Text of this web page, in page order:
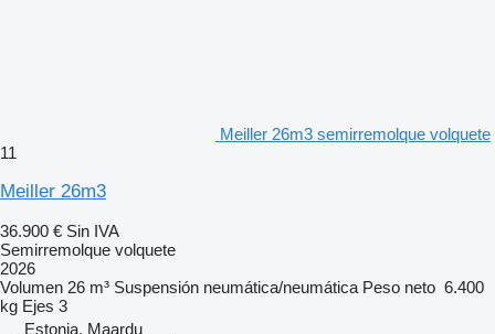
Meiller 26m3 semirremolque volquete
11
Meiller 26m3
36.900 € Sin IVA
Semirremolque volquete
2026
Volumen 26 m³ Suspensión neumática/neumática Peso neto 6.400
kg Ejes 3
Estonia, Maardu